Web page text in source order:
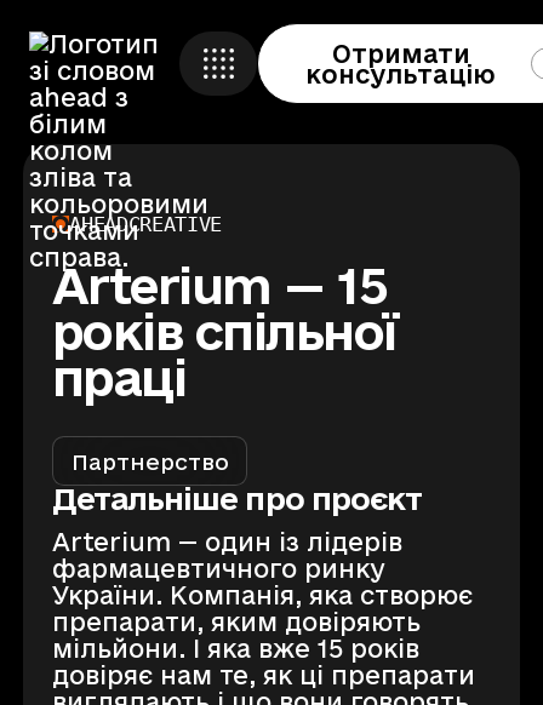
Ahead Event
Ahead Education
Ahead Foundation
Кейси
Про компанію
Контакти
Отримати консультацію
Створено
🇬🇧
Отримати
консультацію
AHEADCREATIVE
Arterium — 15
років спільної
праці
Партнерство
Детальніше про проєкт
Arterium — один із лідерів
фармацевтичного ринку
України. Компанія, яка створює
препарати, яким довіряють
мільйони. І яка вже 15 років
довіряє нам те, як ці препарати